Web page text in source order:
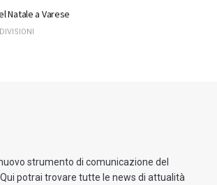
Natale a Varese
strumento di comunicazione del
potrai trovare tutte le news di attualità